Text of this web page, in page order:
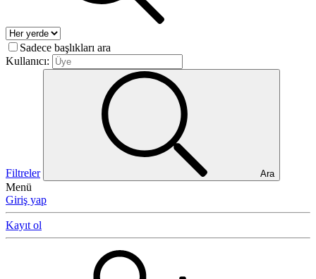
Sadece başlıkları ara
Kullanıcı:
Filtreler Ara
Menü
Giriş yap
Kayıt ol